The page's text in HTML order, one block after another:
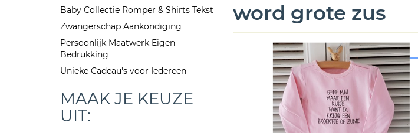
word grote zus
Baby Collectie Romper & Shirts Tekst
Zwangerschap Aankondiging
Persoonlijk Maatwerk Eigen
Bedrukking
Unieke Cadeau's voor Iedereen
MAAK JE KEUZE
UIT: